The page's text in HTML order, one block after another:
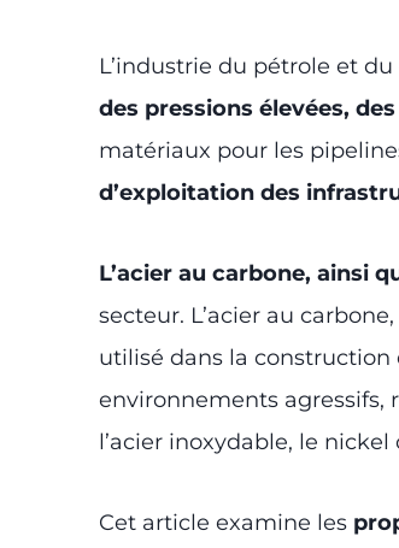
L’industrie du pétrole et
des pressions élevées,
matériaux pour les
d’exploitation des
L’acier au carbone, ainsi
secteur. L’acier au
utilisé dans la construction
environnements agressifs,
l’acier inoxydable, le nickel
Cet article examine les